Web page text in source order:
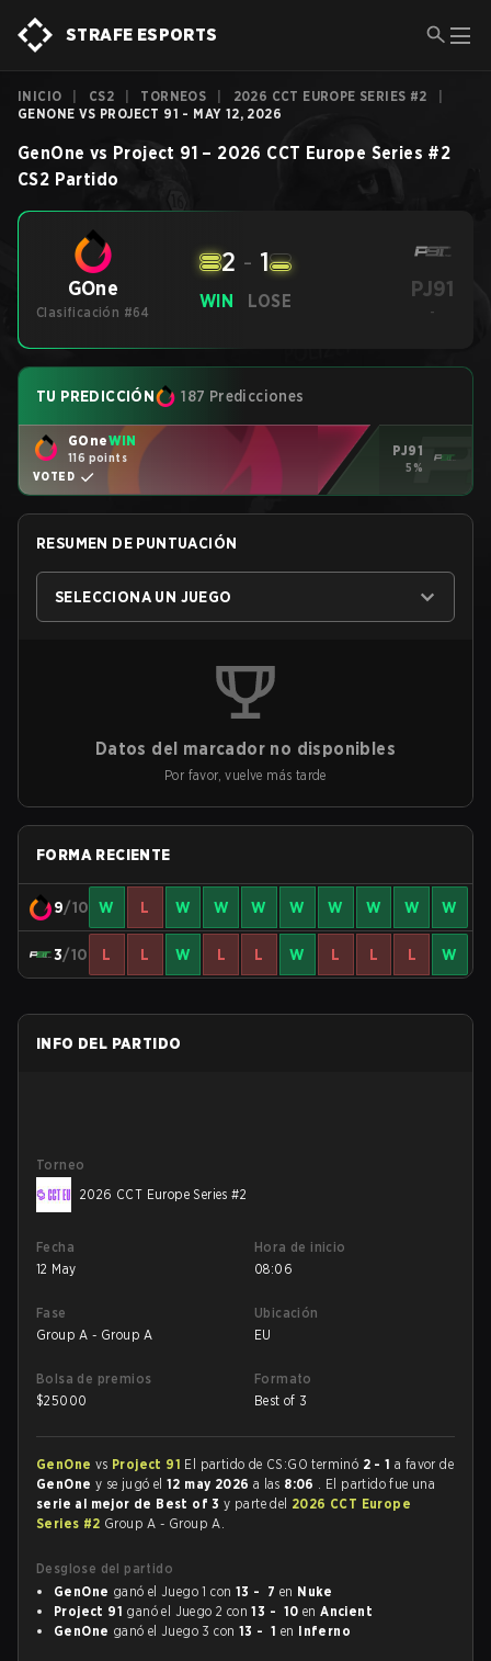
STRAFE ESPORTS
INICIO CS2 TORNEOS 2026 CCT EUROPE SERIES #2
GENONE VS PROJECT 91 - MAY 12, 2026
GenOne vs Project 91 – 2026 CCT Europe Series #2
CS2 Partido
GOne
Clasificación #64
WIN
2 - 1
LOSE PJ91
-
TU PREDICCIÓN 187 Predicciones
GOneWIN
116 points
VOTED
PJ91
5%
RESUMEN DE PUNTUACIÓN
SELECCIONA UN JUEGO
Datos del marcador no disponibles
Por favor, vuelve más tarde
FORMA RECIENTE
9/10 W L W W W W W W W W
3/10 L L W L L W L L L W
INFO DEL PARTIDO
Torneo
2026 CCT Europe Series #2
Fecha
12 May
Hora de inicio
08:06
Fase
Group A - Group A
Ubicación
EU
Bolsa de premios
$25000
Formato
Best of 3
GenOne vs Project 91 El partido de CS:GO terminó 2 - 1 a favor de
GenOne y se jugó el12 may 2026 a las 8:06 . El partido fue una
serie al mejor de Best of 3y parte del 2026 CCT Europe
Series #2 Group A - Group A.
Desglose del partido
GenOne ganó el Juego 1 con 13 - 7 en Nuke
Project 91 ganó el Juego 2 con13 - 10 enAncient
GenOne ganó el Juego 3 con 13 - 1 en Inferno